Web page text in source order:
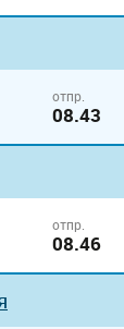
отпр.
08.43
отпр.
08.46